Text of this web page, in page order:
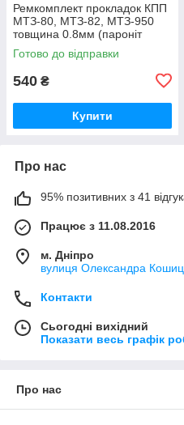
Ремкомплект прокладок КПП
МТЗ-80, МТЗ-82, МТЗ-950
товщина 0.8мм (пароніт
Україна) Р/к коробки передач
МТЗ
Готово до відправки
540 ₴
Купити
Про нас
95% позитивних з 41
Працює з 11.08.2016
м. Дніпро
вулиця Олександра
Контакти
Сьогодні вихідний
Показати весь графік
Про нас